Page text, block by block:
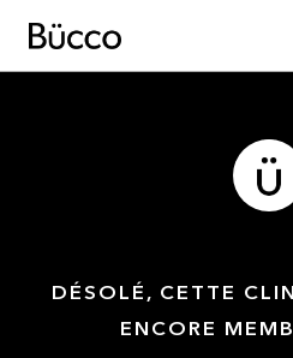
DÉSOLÉ, CETTE
ENCORE